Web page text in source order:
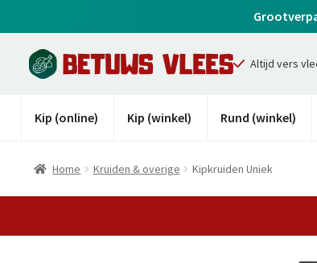
Altijd vers
Kip (online) Kip (winkel) Rund (winkel)
Home Kruiden & overige Kipkruiden Uniek